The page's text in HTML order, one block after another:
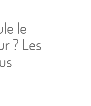
le
? Les